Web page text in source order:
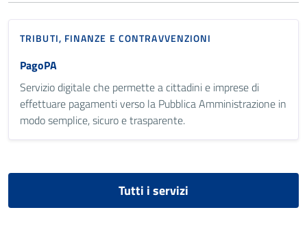
TRIBUTI, FINANZE E CONTRAVVENZIONI
PagoPA
Servizio digitale che permette a cittadini e imprese di
effettuare pagamenti verso la Pubblica Amministrazione in
modo semplice, sicuro e trasparente.
Tutti i servizi